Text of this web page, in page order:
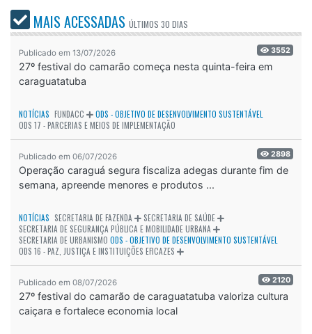
MAIS ACESSADAS ÚLTIMOS 30 DIAS
Publicado em 13/07/2026 3552
27º festival do camarão começa nesta quinta-feira em
caraguatatuba
NOTÍCIAS FUNDACC
ODS - OBJETIVO DE DESENVOLVIMENTO SUSTENTÁVEL
ODS 17 - PARCERIAS E MEIOS DE IMPLEMENTAÇÃO
Publicado em 06/07/2026 2898
Operação caraguá segura fiscaliza adegas durante fim de
semana, apreende menores e produtos ...
NOTÍCIAS SECRETARIA DE FAZENDA
SECRETARIA DE SAÚDE
SECRETARIA DE SEGURANÇA PÚBLICA E MOBILIDADE URBANA
SECRETARIA DE URBANISMO ODS - OBJETIVO DE DESENVOLVIMENTO SUSTENTÁVEL
ODS 16 - PAZ, JUSTIÇA E INSTITUIÇÕES EFICAZES
Publicado em 08/07/2026 2120
27º festival do camarão de caraguatatuba valoriza cultura
caiçara e fortalece economia local